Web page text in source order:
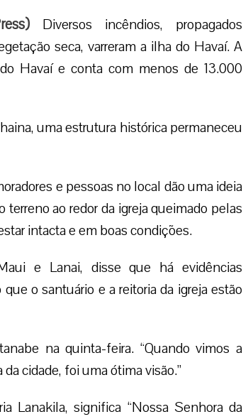
) Diversos incêndios, propagados
seca, varreram a ilha do Havaí. A
Havaí e conta com menos de 13.000
uma estrutura histórica permaneceu
e pessoas no local dão uma ideia
ao redor da igreja queimado pelas
intacta e em boas condições.
e Lanai, disse que há evidências
o santuário e a reitoria da igreja estão
na quinta-feira. “Quando vimos a
cidade, foi uma ótima visão.”
Lanakila, significa “Nossa Senhora da